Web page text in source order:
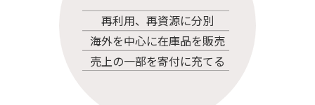
再利用、再資源に分別
海外を中心に在庫品を販売
売上の一部を寄付に充てる